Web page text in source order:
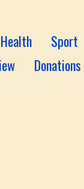
Health
Sport
Donations